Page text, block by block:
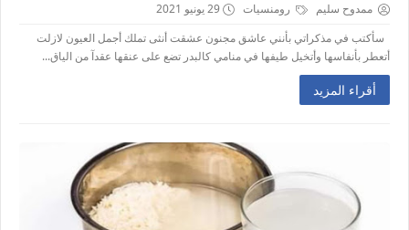
ممدوح سليم رومنسيات
29 يونيو 2021
سأكتب في مذكراتي بأنني عاشق مجنون عشقت أنثى تملك أجمل العيون لازلت
أتعطر بأنفاسها وأتخيل طيفها في منامي كالبدر تضع على عنقها عقدآ من الياق...
أقراء المزيد